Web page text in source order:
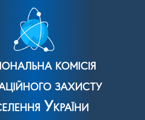
комісія
захисту
України